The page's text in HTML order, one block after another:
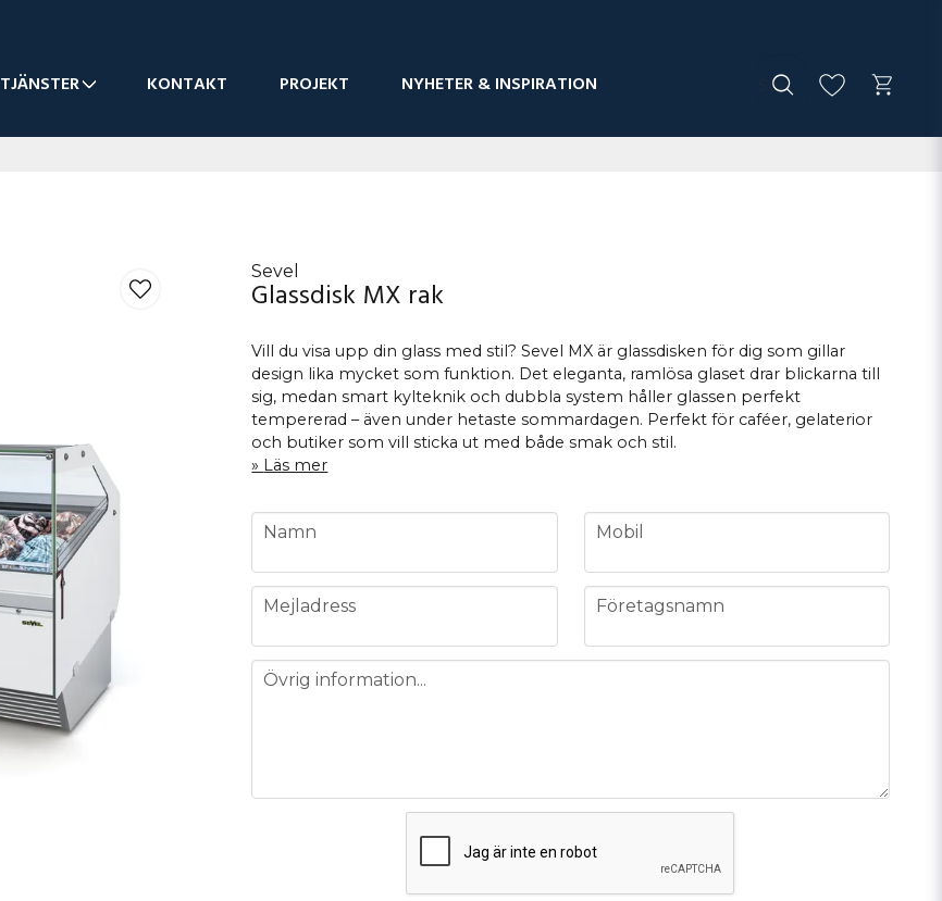
TJÄNSTER KONTAKT PROJEKT NYHETER & INSPIRATION
Sevel
Glassdisk MX rak
Vill du visa upp din glass med stil? Sevel MX är glassdisken för dig som gillar
design lika mycket som funktion. Det eleganta, ramlösa glaset drar blickarna till
sig, medan smart kylteknik och dubbla system håller glassen perfekt
tempererad – även under hetaste sommardagen. Perfekt för caféer, gelaterior
och butiker som vill sticka ut med både smak och stil.
Läs mer
name
Namn
email
Mejladress
phone
Mobil
company
Företagsnamn
message
Övrig information...